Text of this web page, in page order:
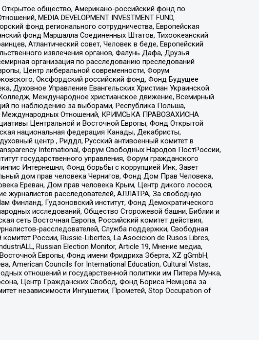
общество, Американо-российский фонд по
MEDIA DEVELOPMENT INVESTMENT FUND,
фонд регионального сотрудничества, Европейская
фонд Маршалла Соединенных Штатов, Тихоокеанский
Атлантический совет, Человек в беде, Европейский
извлечения органов, Фалунь Дафа, Друзья
организация по расследованию преследований
Центр либеральной современности, Форум
Оксфордский российский фонд, Фонд Будущее
Духовное Управление Евангельских Христиан Украинской
Международное христианское движение, Всемирный
по наблюдению за выборами, Республика Польша,
Международных Отношений, КРИМСЬКА ПРАВОЗАХИСНА
Центральной и Восточной Европы, Фонд Открытой
национальная федерация Канады, Декабристы,
центр , Риддл, Русский антивоенный комитет в
International, Форум Свободных Народов ПостРоссии,
государственного управления, Форум гражданского
Интернешнл, Фонд борьбы с коррупцией Инк, Завет
дом прав человека Чернигов, Фонд Дом Прав Человека,
Ереван, Дом прав человека Крым, Центр дикого лосося,
журналистов расследователей, АЛЛАТРА, За свободную
Финланд, Гудзоновский институт, Фонд Демократического
исследований, Общество Сторожевой башни, Библии и
сеть Восточная Европа, Российский комитет действия,
расследователей, Служба поддержки, Свободная
России, Russie-Libertes, La Asocicion de Rusos Libres,
Russian Election Monitor, Article 19, Мнение медиа,
Европы, Фонд имени Фридриха Эберта, XZ gGmbH,
American Councils for International Education, Cultural Vistas,
отношений и государственной политики им Питера Мунка,
Центр Гражданских Свобод, Фонд Бориса Немцова за
независимости Ингушетии, Прометей, Stop Occupation of